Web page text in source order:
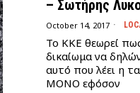
– Σωτήρης
October 14, 2017
Το ΚΚΕ θεωρεί
δικαίωμα να
αυτό που λέει η
ΜΟΝΟ εφόσον